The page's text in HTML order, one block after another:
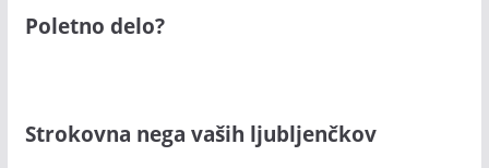
Poletno delo?
Strokovna nega vaših ljubljenčkov